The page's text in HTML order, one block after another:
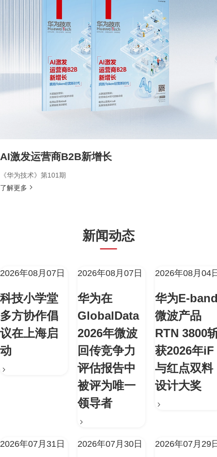
AI激发运营商B2B新增长
《华为技术》第101期
了解更多
新闻动态
2026年08月07日
科技小学堂
多方协作倡
议在上海启
动
2026年08月07日
华为在
GlobalData
2026年微波
回传竞争力
评估报告中
被评为唯一
领导者
2026年08月04
华为E-
微波产品
RTN 3800
获2026年iF
与红点双料
设计大奖
2026年07月31日 2026年07月30日 2026年07月29